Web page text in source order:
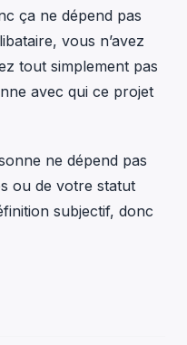
ça ne dépend pas
vous n’avez
tout simplement pas
avec qui ce projet
ne dépend pas
ou de votre statut
subjectif, donc